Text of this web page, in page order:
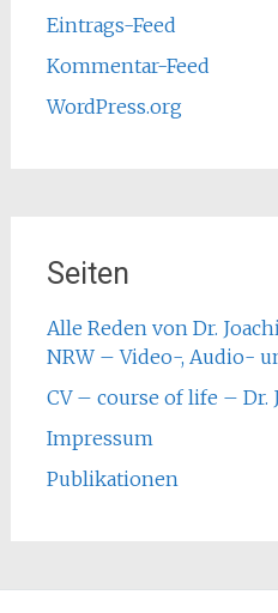
Eintrags-Feed
Kommentar-Feed
WordPress.org
Seiten
Alle Reden von Dr.
NRW – Video-, Audio-
CV – course of life – Dr.
Impressum
Publikationen